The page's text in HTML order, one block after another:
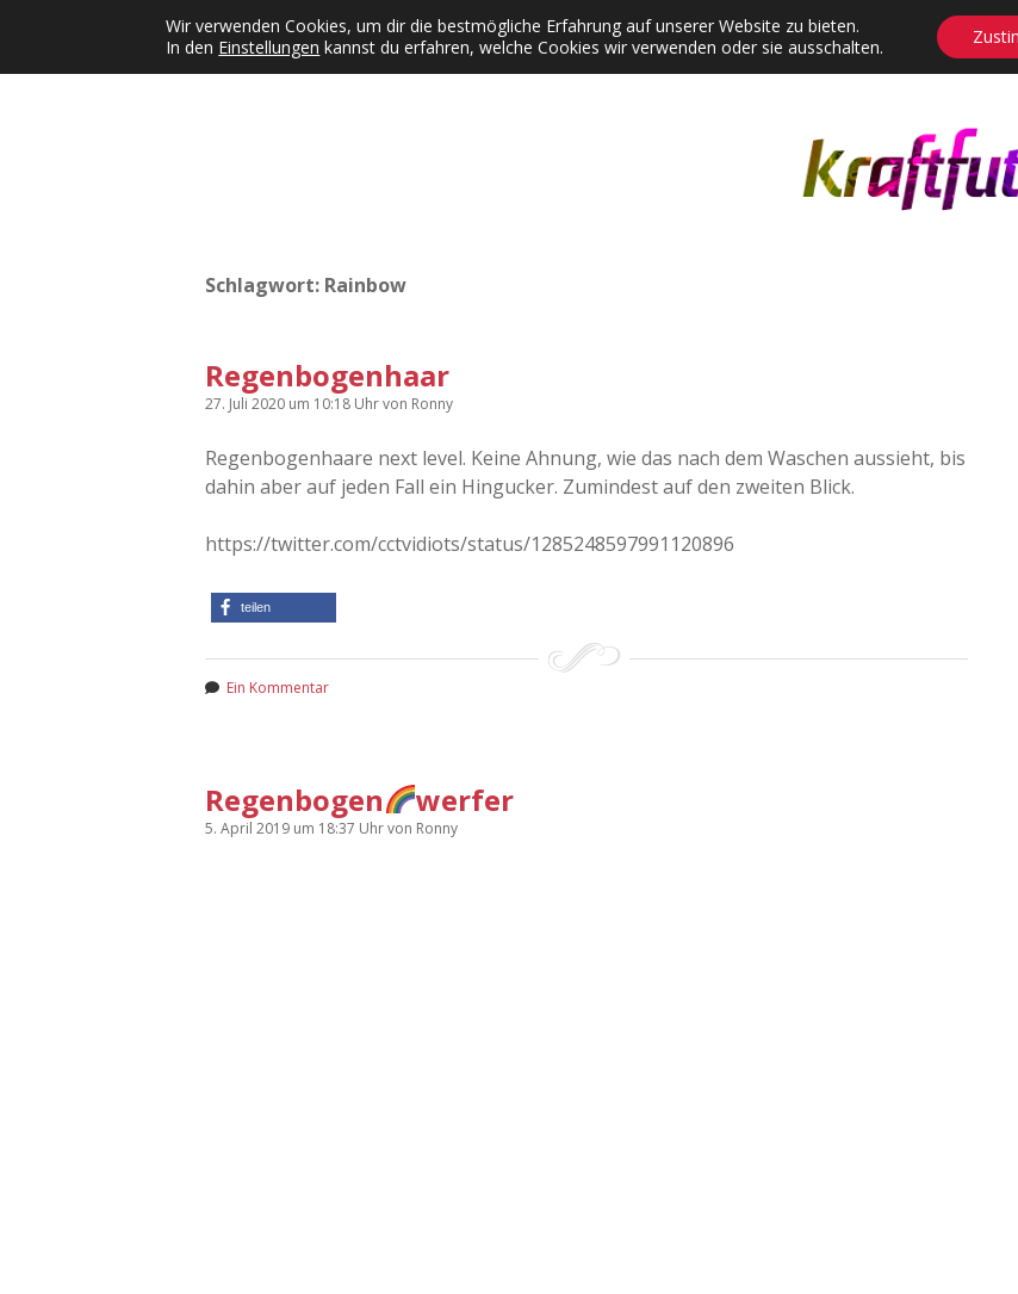
Kategorien Dropdown-Menü öffnen
KFMW-Disco Dates Instagrams Contact Adventskalender Dropdown-Menü öffnen
Schlagwort: Rainbow
Regenbogenhaar
27. Juli 2020 um 10:18 Uhrvon Ronny
Regenbogenhaare next level. Keine Ahnung, wie das nach dem Waschen aussieht, bis
dahin aber auf jeden Fall ein Hingucker. Zumindest auf den zweiten Blick.
https://twitter.com/cctvidiots/status/1285248597991120896
teilen
Ein Kommentar
Regenbogen werfer
5. April 2019 um 18:37 Uhrvon Ronny
Wir verwenden Cookies, um dir die bestmögliche Erfahrung auf unserer Website zu bieten.
In den Einstellungen kannst du erfahren, welche Cookies wir verwenden oder sie ausschalten.